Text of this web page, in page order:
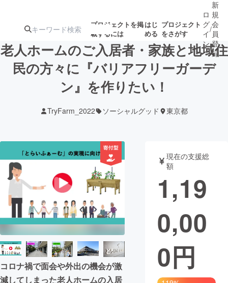
プロジェクトを掲
載するには
はじ
める
プロジェクト
をさがす
注目のリ
注目の新着プロ
ジェクト
募集終了が近いプ
テクノロジー・ガジェット
映像・映画 書籍・雑誌
ビジネス・起業 チャレンジ
まちづくり・地域活性化
CAMPFIRE for Social Good
CAMPFIRE Creation
ロ
グ
イ
ン
/
新
規
会
員
登
録
老人ホームのご入居者・家族と地域住
民の方々に『バリアフリーガーデ
ン』を作りたい！
TryFarm_2022 ソーシャルグッド 東京都
コロナ禍で面会や外出の機会が激
減してしまった老人ホームの入居
現在の支援総
額
1,19
0,00
0円